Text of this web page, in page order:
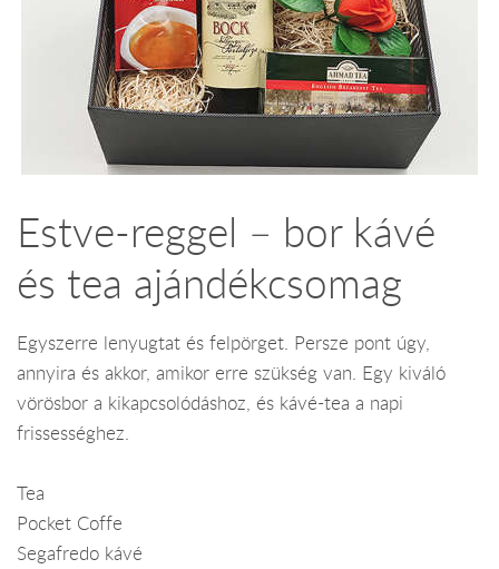
Estve-reggel – bor kávé
és tea ajándékcsomag
Egyszerre lenyugtat és felpörget. Persze pont úgy,
annyira és akkor, amikor erre szükség van. Egy kiváló
vörösbor a kikapcsolódáshoz, és kávé-tea a napi
frissességhez.
Tea
Pocket Coffe
Segafredo kávé